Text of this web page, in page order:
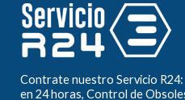
Contrate nuestro Servicio
en 24 horas, Control de